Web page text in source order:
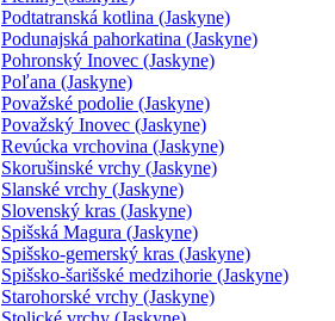
Podtatranská kotlina (Jaskyne)
Podunajská pahorkatina (Jaskyne)
Pohronský Inovec (Jaskyne)
Poľana (Jaskyne)
Považské podolie (Jaskyne)
Považský Inovec (Jaskyne)
Revúcka vrchovina (Jaskyne)
Skorušinské vrchy (Jaskyne)
Slanské vrchy (Jaskyne)
Slovenský kras (Jaskyne)
Spišská Magura (Jaskyne)
Spišsko-gemerský kras (Jaskyne)
Spišsko-šarišské medzihorie (Jaskyne)
Starohorské vrchy (Jaskyne)